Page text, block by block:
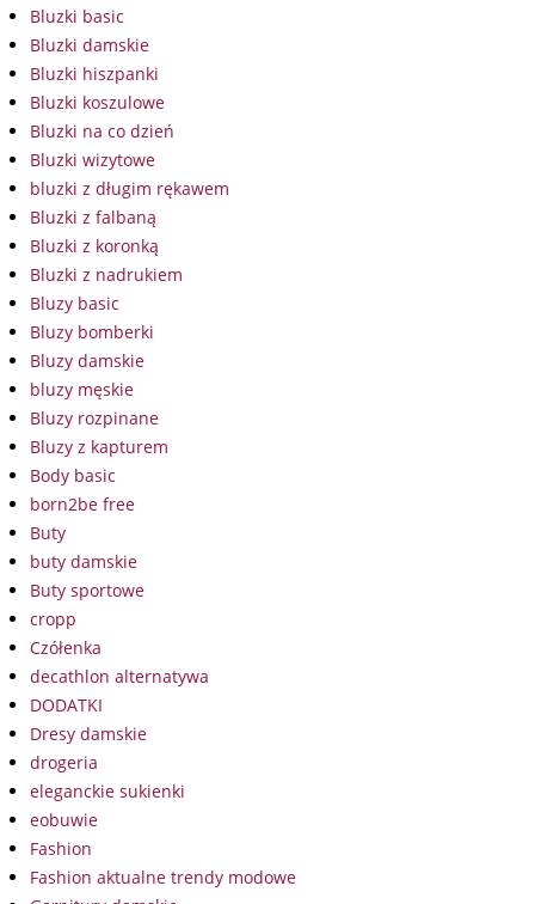
Bluzki basic
Bluzki damskie
Bluzki hiszpanki
Bluzki koszulowe
Bluzki na co dzień
Bluzki wizytowe
bluzki z długim rękawem
Bluzki z falbaną
Bluzki z koronką
Bluzki z nadrukiem
Bluzy basic
Bluzy bomberki
Bluzy damskie
bluzy męskie
Bluzy rozpinane
Bluzy z kapturem
Body basic
born2be free
Buty
buty damskie
Buty sportowe
cropp
Czółenka
decathlon alternatywa
DODATKI
Dresy damskie
drogeria
eleganckie sukienki
eobuwie
Fashion
Fashion aktualne trendy modowe